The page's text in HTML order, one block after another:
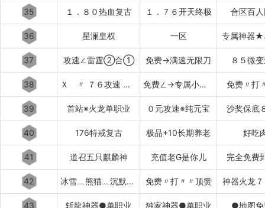
35 １．８０热血复古 １．７６开天终极 合区百
36 星澜皇权 一区 专属神器★
37 攻速∠雷霆②合① 免费→满速无限刀 ８５微
38 Ｘ 〃 ７６攻速 〃 Ｘ 免费∠→专属小极品 免费〃打
39 首站※火龙单职业 ０元攻速※纯元宝 沙奖保底
40 176特戒复古 极品+10长期养老 好吃
41 道召五只麒麟神 充值老G是你儿 完全免费
42 冰雪﹏熊猫﹏沉默﹏攻速 免费〃打〃〃顶赞 神器火龙
43 斩龍神器●单职业 独家神器●单职业 ●地图